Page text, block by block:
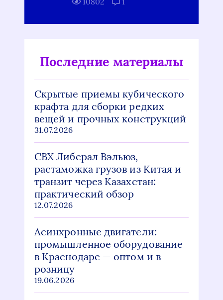
Последние материалы
Скрытые приемы кубического
крафта для сборки редких
вещей и прочных конструкций
31.07.2026
СВХ Либерал Вэльюз,
растаможка грузов из Китая и
транзит через Казахстан:
практический обзор
12.07.2026
Асинхронные двигатели:
промышленное оборудование
в Краснодаре — оптом и в
розницу
19.06.2026